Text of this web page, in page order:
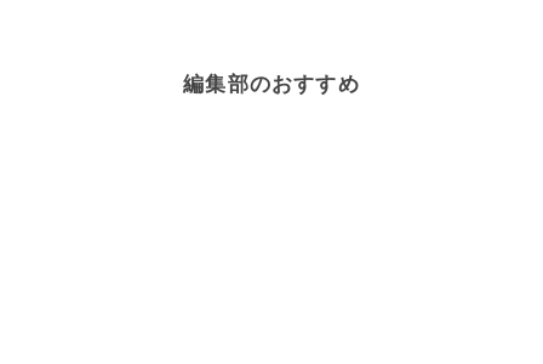
編集部のおすすめ